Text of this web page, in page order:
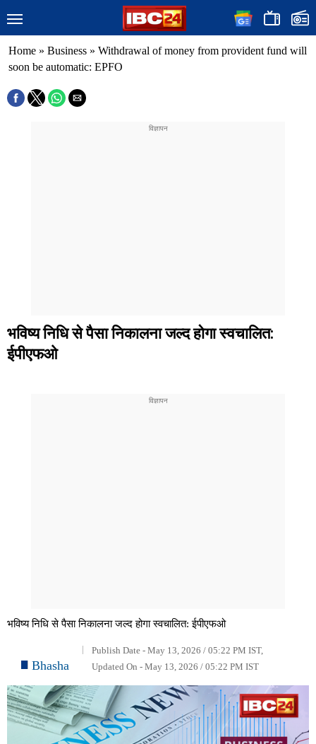
Home » Business » Withdrawal of money from provident fund will
soon be automatic: EPFO
भविष्य निधि से पैसा निकालना जल्द होगा स्वचालित:
ईपीएफओ
भविष्य निधि से पैसा निकालना जल्द होगा स्वचालित: ईपीएफओ
Bhasha
Publish Date - May 13, 2026 / 05:22 PM IST,
Updated On - May 13, 2026 / 05:22 PM IST